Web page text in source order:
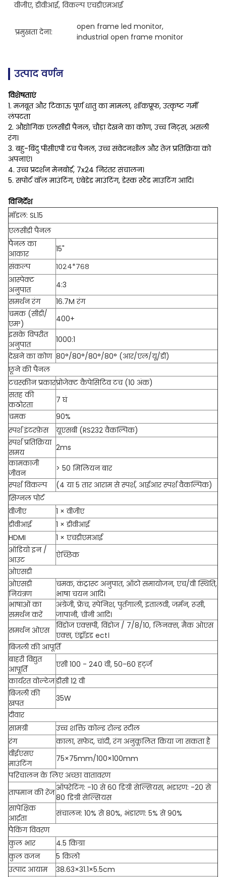
वीजीए, डीवीआई, विकल्प एचडीएमआई
प्रमुखता देना:
open frame led monitor,
industrial open frame monitor
उत्पाद वर्णन
विशेषताएं
1. मजबूत और टिकाऊ पूर्ण धातु का मामला, शॉकप्रूफ, उत्कृष्ट गर्मी
लंपटता
2. औद्योगिक एलसीडी पैनल, चौड़ा देखने का कोण, उच्च निट्स, असली
रंग।
3. बहु-बिंदु पीसीएपी टच पैनल, उच्च संवेदनशील और तेज़ प्रतिक्रिया को
अपनाएं।
4. उच्च प्रदर्शन मेनबोर्ड, 7x24 निरंतर संचालन।
5. सपोर्ट वॉल माउंटिंग, एंबेडेड माउंटिंग, डेस्क स्टैंड माउटिंग आदि।
विनिर्देश
मॉडल: SL15
एलसीडी पैनल
पैनल का
आकार
15"
संकल्प
१०२४*७६८
आस्पेक्ट
अनुपात
4:3
समर्थन रंग
16.7M रंग
चमक (सीडी/
एम²)
400+
इसके विपरीत
अनुपात
1000:1
देखने का कोण 80°/80°/80°/80° (आर/एल/यू/डी)
छूने की पैनल
टचस्क्रीन प्रकारप्रोजेक्ट कैपेसिटिव टच (10 अंक)
सतह की
कठोरता
7 घं
चमक
90%
स्पर्श इंटरफ़ेस
यूएसबी (RS232 वैकल्पिक)
स्पर्श प्रतिक्रिया
समय
2ms
कामकाजी
जीवन
> 50 मिलियन बार
स्पर्श विकल्प
(4 या 5 तार आराम से स्पर्श, आईआर स्पर्श वैकल्पिक)
सिग्नल पोर्ट
वीजीए
1 × वीजीए
डीवीआई
1 × डीवीआई
HDMI
1 × एचडीएमआई
ऑडियो इन /
आउट
ऐच्छिक
ओएसडी
ओएसडी
नियंत्रण
चमक, कंट्रास्ट अनुपात, ऑटो समायोजन, एच/वी स्थिति,
भाषा चयन आदि।
भाषाओं का
समर्थन करें
अंग्रेजी, फ्रेंच, स्पेनिश, पुर्तगाली, इतालवी, जर्मन, रूसी,
जापानी, चीनी आदि।
समर्थन ओएस
विंडोज एक्सपी, विंडोज / 7/8/10, लिनक्स, मैक ओएस
एक्स, एंड्रॉइड ect।
बिजली की आपूर्ति
बाहरी विद्युत
आपूर्ति
एसी 100 - 240 वी, 50-60 हर्ट्ज
कार्यरत वोल्टेजडीसी 12 वी
बिजली की
खपत
35W
दीवार
सामग्री
उच्च शक्ति कोल्ड रोल्ड स्टील
रंग
काला, सफेद, चांदी, रंग अनुकूलित किया जा सकता है
वीईएसए
माउंटिंग
75×75mm/100×100mm
परिचालन के लिए अच्छा वातावरण
तापमान की रेंज ऑपरेटिंग: -10 से 60 डिग्री सेल्सियस, भंडारण: -20 से
80 डिग्री सेल्सियस
सापेक्षिक
आर्द्रता
संचालन: 10% से 80%, भंडारण: 5% से 90%
पैकिंग विवरण
कुल भार
4.5 किग्रा
कुल वजन
5 किलो
उत्पाद आयाम
38.63×31.1×5.5cm